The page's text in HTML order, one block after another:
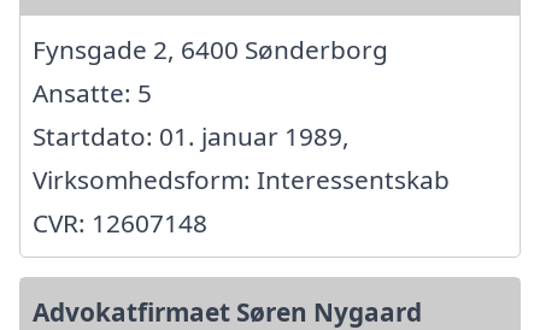
Fynsgade 2, 6400 Sønderborg
Ansatte: 5
Startdato: 01. januar 1989,
Virksomhedsform: Interessentskab
CVR: 12607148
Advokatfirmaet Søren Nygaard